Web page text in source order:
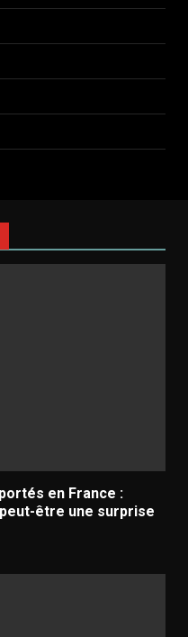
en France :
être une surprise